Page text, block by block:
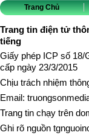
Trang Chủ
Trang tin điện tử
tiếng
Giấy phép ICP số 18/
cấp ngày 23/3/2015
Chịu trách nhiệm
Email:
Trang tin chạy trên
Ghi rõ nguồn